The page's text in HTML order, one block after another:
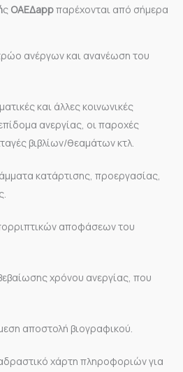
ς ΟΑΕΔappπαρέχονται από σήμερα
ανέργων και ανανέωση του
και άλλες κοινωνικές
ανεργίας, οι παροχές
βιβλίων/θεαμάτων κτλ.
κατάρτισης, προεργασίας,
αποφάσεων του
χρόνου ανεργίας, που
αποστολή βιογραφικού.
χάρτη πληροφοριών για